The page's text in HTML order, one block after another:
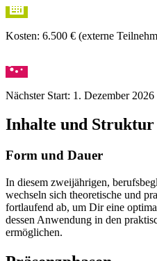
Kosten: 6.500 € (externe
Nächster Start: 1. Dezember 2026
Inhalte und Struktur
Form und Dauer
In diesem zweijährigen,
wechseln sich theoretische und
fortlaufend ab, um Dir eine
dessen Anwendung in den
ermöglichen.